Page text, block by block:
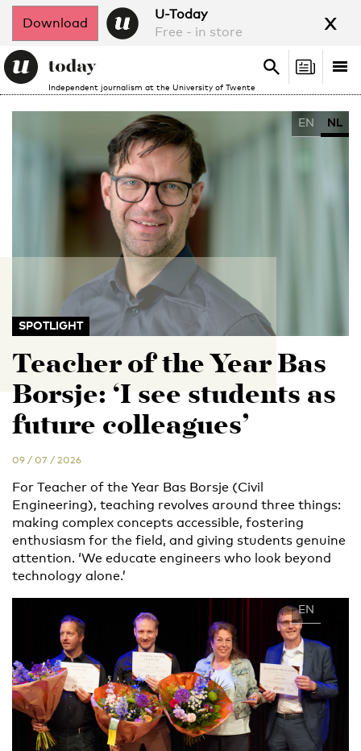
Download
U-Today
Free - in store
x
Independent journalism at the University of Twente
Search
Search
EN NL
SPOTLIGHT
Teacher of the Year Bas
Borsje: ‘I see students as
future colleagues’
09 / 07 / 2026
For Teacher of the Year Bas Borsje (Civil
Engineering), teaching revolves around three things:
making complex concepts accessible, fostering
enthusiasm for the field, and giving students genuine
attention. ‘We educate engineers who look beyond
technology alone.’
EN